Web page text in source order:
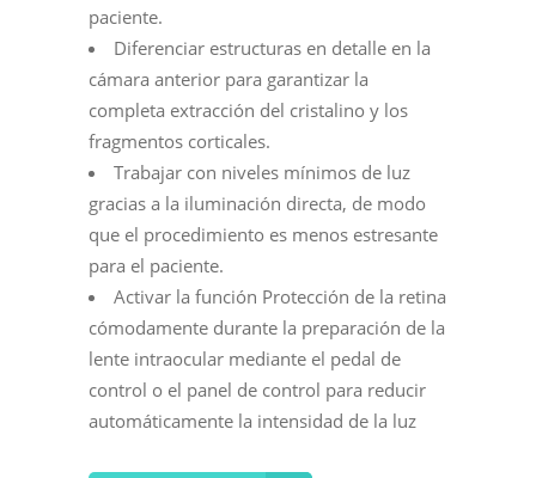
paciente.
Diferenciar estructuras en detalle en la
cámara anterior para garantizar la
completa extracción del cristalino y los
fragmentos corticales.
Trabajar con niveles mínimos de luz
gracias a la iluminación directa, de modo
que el procedimiento es menos estresante
para el paciente.
Activar la función Protección de la retina
cómodamente durante la preparación de la
lente intraocular mediante el pedal de
control o el panel de control para reducir
automáticamente la intensidad de la luz